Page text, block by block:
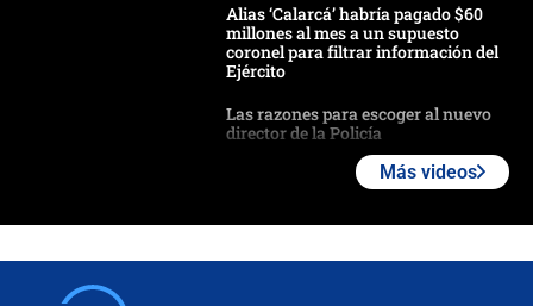
Alias ‘Calarcá’ habría pagado $60
millones al mes a un supuesto
coronel para filtrar información del
Ejército
Las razones para escoger al nuevo
director de la Policía
Más videos